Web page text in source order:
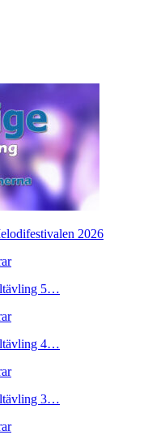
2026
5…
4…
3…